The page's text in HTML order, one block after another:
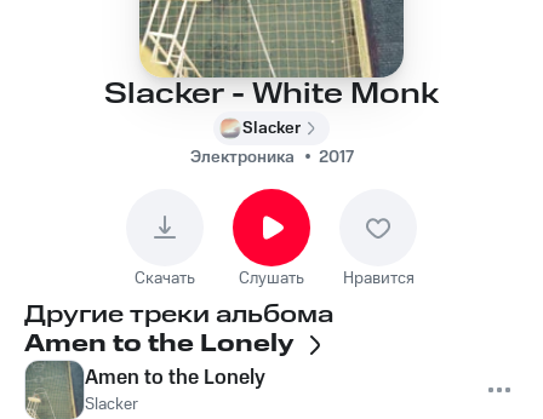
Slacker - White Monk
Slacker
Электроника
2017
Скачать Слушать Нравится
Другие треки альбома
Amen to the Lonely
Amen to the Lonely
Slacker